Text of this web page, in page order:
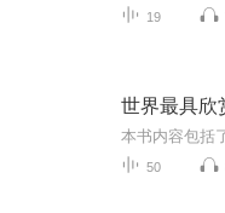
19
世界最具欣
50